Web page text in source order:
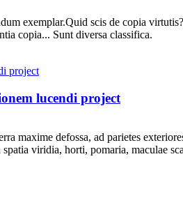
exemplar.Quid scis de copia
copia... Sunt diversa classifica.
lucendi project
maxime defossa, ad parietes
viridia, horti, pomaria, maculae